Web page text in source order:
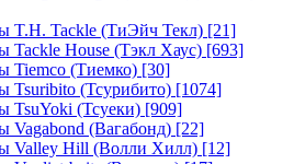
T.H. Tackle (ТиЭйч Текл) [21]
Tackle House (Тэкл Хаус) [693]
Tiemco (Тиемко) [30]
Tsuribito (Тсурибито) [1074]
TsuYoki (Тсуеки) [909]
Vagabond (Вагабонд) [22]
Valley Hill (Волли Хилл) [12]